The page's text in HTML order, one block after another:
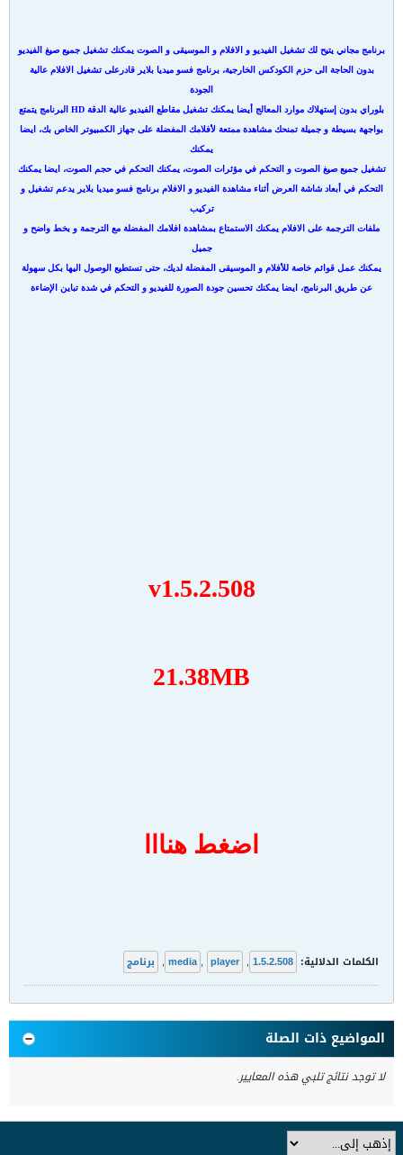
برنامج مجاني يتيح لك تشغيل الفيديو و الافلام و الموسيقى و الصوت يمكنك تشغيل جميع صيغ الفيديو
بدون الحاجة الى حزم الكودكس الخارجية، برنامج فسو ميديا بلاير قادرعلى تشغيل الافلام عالية
الجودة
بلوراي بدون إستهلاك موارد المعالج أيضا يمكنك تشغيل مقاطع الفيديو عالية الدقة HD البرنامج يتمتع
بواجهة بسيطة و جميلة تمنحك مشاهدة ممتعة لأفلامك المفضلة على جهاز الكمبيوتر الخاص بك، ايضا
يمكنك
تشغيل جميع صيغ الصوت و التحكم في مؤثرات الصوت، يمكنك التحكم في حجم الصوت، ايضا يمكنك
التحكم في أبعاد شاشة العرض أثناء مشاهدة الفيديو و الافلام برنامج فسو ميديا بلاير يدعم تشغيل و
تركيب
ملفات الترجمة على الافلام يمكنك الاستمتاع بمشاهدة افلامك المفضلة مع الترجمة و بخط واضح و
جميل
يمكنك عمل قوائم خاصة للأفلام و الموسيقى المفضلة لديك، حتى تستطيع الوصول اليها بكل سهولة
عن طريق البرنامج، ايضا يمكنك تحسين جودة الصورة للفيديو و التحكم في شدة تباين الإضاءة
v1.5.2.508
21.38MB
اضغط هنااا
الكلمات الدلالية: 1.5.2.508
,
media , player
, برنامج
المواضيع ذات الصلة
لا توجد نتائج تلبي هذه المعايير.